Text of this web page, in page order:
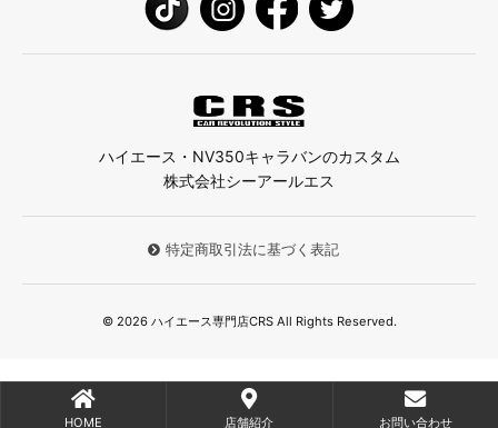
ハイエース・NV350キャラバンのカスタム
株式会社シーアールエス
特定商取引法に基づく表記
© 2026 ハイエース専門店CRS All Rights Reserved.
HOME 店舗紹介 お問い合わせ